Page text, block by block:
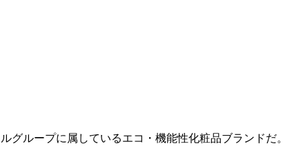
グループに属しているエコ・機能性化粧品ブランド